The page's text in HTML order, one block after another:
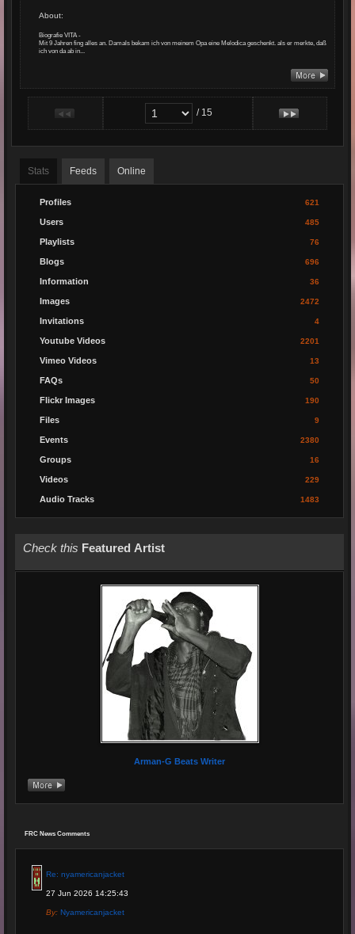
About:
Biografie VITA -
Mit 9 Jahren fing alles an. Damals bekam ich von meinem Opa eine Melodica geschenkt. als er merkte, daß
ich von da ab in...
/ 15
Stats Feeds Online
Profiles 621
Users 485
Playlists 76
Blogs 696
Information 36
Images 2472
Invitations 4
Youtube Videos 2201
Vimeo Videos 13
FAQs 50
Flickr Images 190
Files 9
Events 2380
Groups 16
Videos 229
Audio Tracks 1483
Check this Featured Artist
Arman-G Beats Writer
FRC News Comments
Re: nyamericanjacket
27 Jun 2026 14:25:43
By: Nyamericanjacket